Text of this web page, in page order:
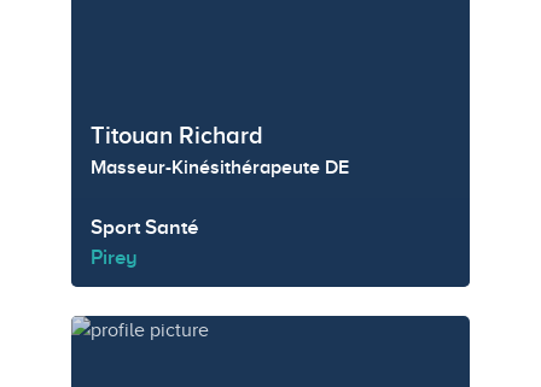
Titouan Richard
Masseur-Kinésithérapeute DE
Sport Santé
Pirey